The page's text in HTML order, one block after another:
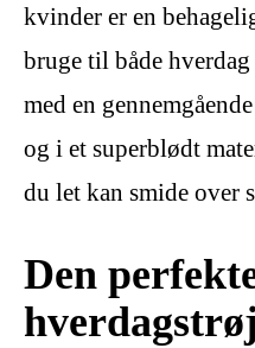
kvinder er en
bruge til både
med en
og i et superblødt
du let kan smide over
Den